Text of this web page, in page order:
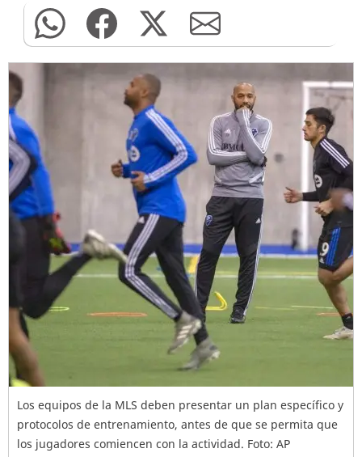
Los equipos de la MLS deben presentar un plan específico y
protocolos de entrenamiento, antes de que se permita que
los jugadores comiencen con la actividad. Foto: AP